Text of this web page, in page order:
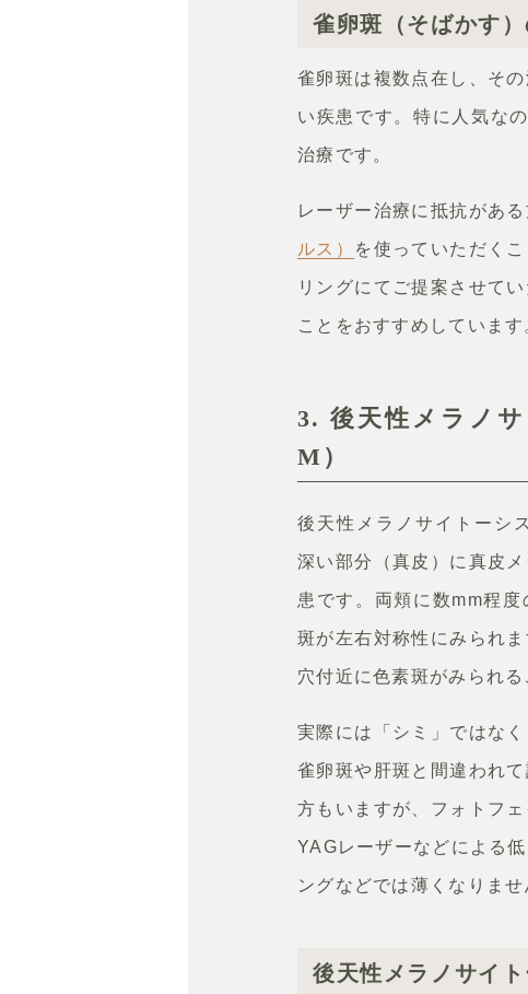
雀卵斑（そばかす
雀卵斑は複数点在し、そ
い疾患です。特に人気な
治療です。
レーザー治療に抵抗があ
ルス） を使っていただく
リングにてご提案させて
ことをおすすめしています
3. 後天性メラノ
M）
後天性メラノサイトーシ
深い部分（真皮）に真皮
患です。両頬に数mm程
斑が左右対称性にみられ
穴付近に色素斑がみられる
実際には「シミ」ではな
雀卵斑や肝斑と間違われ
方もいますが、フォトフ
YAGレーザーなどによる
ングなどでは薄くなりませ
後天性メラノサイ